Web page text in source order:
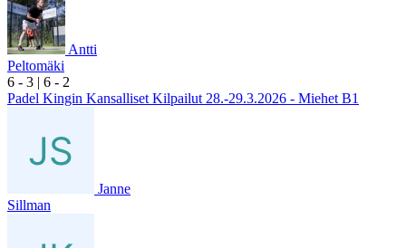
Antti
Peltomäki
6 - 3 | 6 - 2
Padel Kingin Kansalliset Kilpailut 28.-29.3.2026 - Miehet B1
Janne
Sillman